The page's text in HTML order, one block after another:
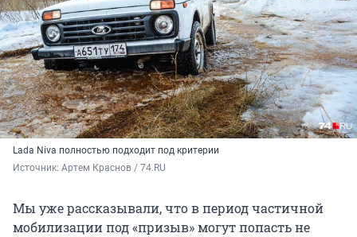
Lada Niva полностью подходит под критерии
Источник: Артем Краснов / 74.RU
Мы уже рассказывали, что в период частичной
мобилизации под «призыв» могут попасть не